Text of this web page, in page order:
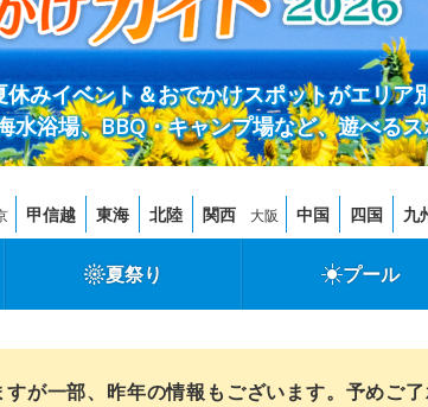
みイベント＆おでかけスポットがエリア
水浴場、BBQ・キャンプ場など、遊べる
甲信越 東海 北陸 関西 大阪 中国 四国 九
夏祭り プール
が一部、昨年の情報もございます。予めご了